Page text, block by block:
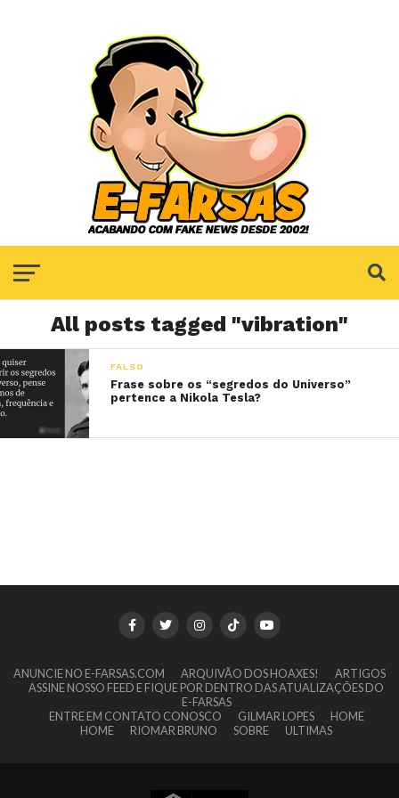
All posts tagged "vibration"
FALSO
Frase sobre os “segredos do Universo”
pertence a Nikola Tesla?
ANUNCIE NO E-FARSAS.COM ARQUIVÃO DOS HOAXES!
ARTIGOS
ASSINE NOSSO FEED E FIQUE POR DENTRO DAS ATUALIZAÇÕES DO
E-FARSAS
ENTRE EM CONTATO CONOSCO
GILMAR LOPES
HOME
HOME
RIOMAR BRUNO SOBRE ULTIMAS